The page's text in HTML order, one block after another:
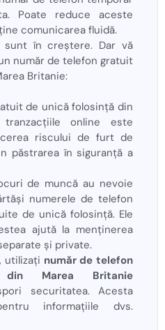
Poate reduce aceste
comunicarea fluidă.
sunt în creștere. Dar vă
număr de telefon gratuit
Britanie:
de unică folosință din
online este
riscului de furt de
păstrarea în siguranță a
de muncă au nevoie
numerele de telefon
de unică folosință. Ele
ajută la menținerea
și private.
utilizați număr de telefon
Marea Britanie
securitatea. Acesta
informațiile dvs.